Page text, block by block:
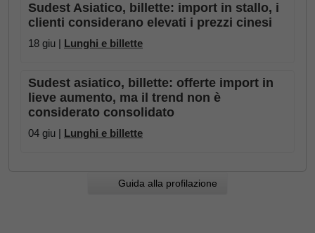
Sudest Asiatico, billette: import in stallo, i
clienti considerano elevati i prezzi cinesi
18 giu | Lunghi e billette
Sudest asiatico, billette: offerte import in
lieve aumento, ma il trend non è
considerato consolidato
04 giu | Lunghi e billette
Guida alla profilazione